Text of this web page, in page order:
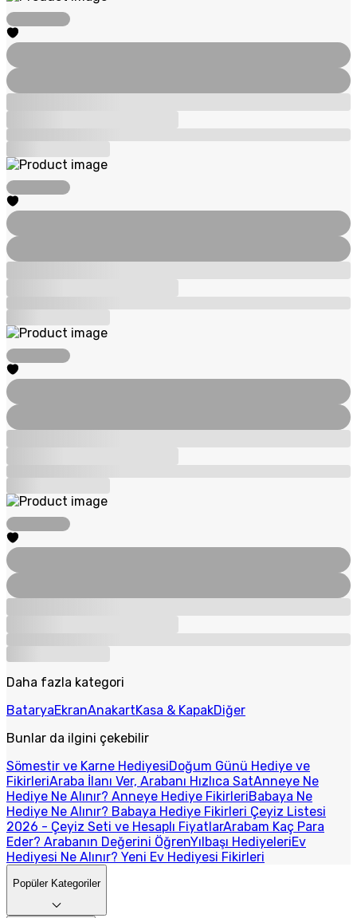
Daha fazla kategori
BataryaEkranAnakartKasa & KapakDiğer
Bunlar da ilgini çekebilir
Sömestir ve Karne HediyesiDoğum Günü Hediye ve
FikirleriAraba İlanı Ver, Arabanı Hızlıca SatAnneye Ne
Hediye Ne Alınır? Anneye Hediye FikirleriBabaya Ne
Hediye Ne Alınır? Babaya Hediye Fikirleri Çeyiz Listesi
2026 - Çeyiz Seti ve Hesaplı FiyatlarArabam Kaç Para
Eder? Arabanın Değerini ÖğrenYılbaşı HediyeleriEv
Hediyesi Ne Alınır? Yeni Ev Hediyesi Fikirleri
Popüler Kategoriler